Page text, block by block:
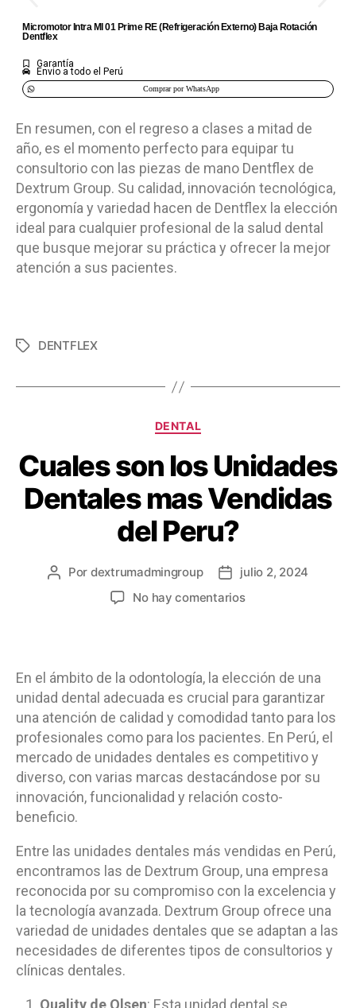
Micromotor Intra MI 01 Prime RE (Refrigeración Externo) Baja Rotación
Dentflex
Garantía
Envio a todo el Perú
Comprar por WhatsApp
En resumen, con el regreso a clases a mitad de
año, es el momento perfecto para equipar tu
consultorio con las piezas de mano Dentflex de
Dextrum Group. Su calidad, innovación tecnológica,
ergonomía y variedad hacen de Dentflex la elección
ideal para cualquier profesional de la salud dental
que busque mejorar su práctica y ofrecer la mejor
atención a sus pacientes.
DENTFLEX
DENTAL
Cuales son los Unidades
Dentales mas Vendidas
del Peru?
Por dextrumadmingroup
julio 2, 2024
No hay comentarios
En el ámbito de la odontología, la elección de una
unidad dental adecuada es crucial para garantizar
una atención de calidad y comodidad tanto para los
profesionales como para los pacientes. En Perú, el
mercado de unidades dentales es competitivo y
diverso, con varias marcas destacándose por su
innovación, funcionalidad y relación costo-
beneficio.
Entre las unidades dentales más vendidas en Perú,
encontramos las de Dextrum Group, una empresa
reconocida por su compromiso con la excelencia y
la tecnología avanzada. Dextrum Group ofrece una
variedad de unidades dentales que se adaptan a las
necesidades de diferentes tipos de consultorios y
clínicas dentales.
Quality de Olsen: Esta unidad dental se